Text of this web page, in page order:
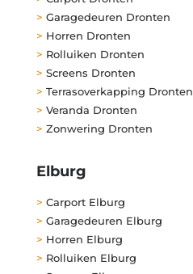
> Garagedeuren Dronten
> Horren Dronten
> Rolluiken Dronten
> Screens Dronten
> Terrasoverkapping Dronten
> Veranda Dronten
> Zonwering Dronten
Elburg
> Carport Elburg
> Garagedeuren Elburg
> Horren Elburg
> Rolluiken Elburg